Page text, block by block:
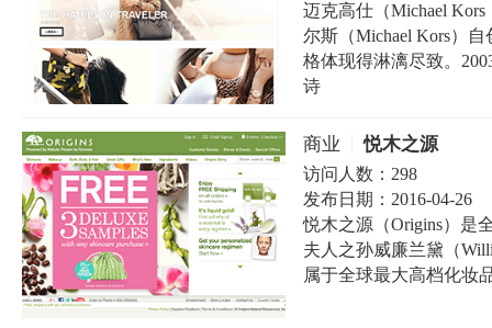
迈克高仕（Michael
尔斯（Michael Kors）
格体现得淋漓尽致。
诗
商业 悦木之源
访问人数： 298
发布日期： 2016-04-26
悦木之源（Origins）是
夫人之孙威廉兰黛（
属于全球最大高档化妆